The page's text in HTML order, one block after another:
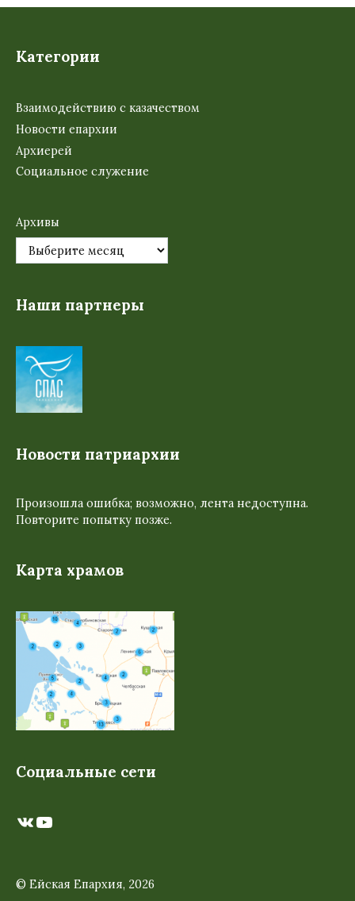
Категории
Взаимодействию с казачеством
Новости епархии
Архиерей
Социальное служение
Архивы
Наши партнеры
Новости патриархии
Произошла ошибка; возможно, лента недоступна.
Повторите попытку позже.
Карта храмов
Социальные сети
ВКонтакте
YouTube
© Ейская Епархия, 2026